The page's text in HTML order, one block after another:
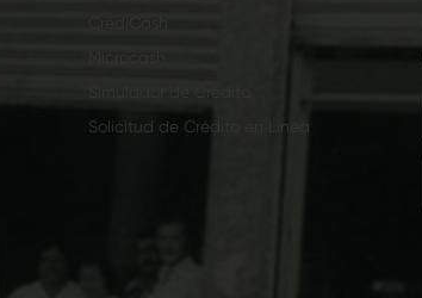
Solicitud de Crédito en Línea